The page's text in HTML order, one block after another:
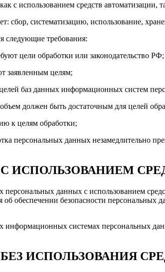
использованием средств автоматизации,
систематизацию, использование,
следующие требования:
цели обработки или законодательство РФ;
заявленным целям;
баз данных информационных систем
должен быть достаточным для целей
к целям обработки;
персональных данных незамедлительно
ИСПОЛЬЗОВАНИЕМ
данных с использованием
обеспечении безопасности
информационных системах персональных
ИСПОЛЬЗОВАНИЯ